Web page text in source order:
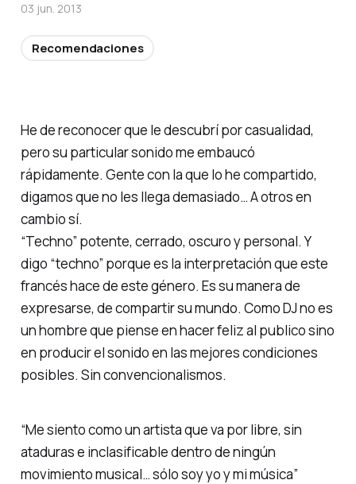
He de reconocer que le descubrí por casualidad,
pero su particular sonido me embaucó
rápidamente. Gente con la que lo he compartido,
digamos que no les llegademasiado… A otros en
cambio sí.
“Techno” potente, cerrado, oscuro y personal. Y
digo “techno” porque es la interpretación que este
francés hace de este género. Es su manera de
expresarse, de compartir su mundo. Como DJ no es
un hombre que piense en hacer feliz al publico sino
en producir el sonido en las mejores condiciones
posibles. Sin convencionalismos.
“Me siento como un artista que va por libre, sin
ataduras e inclasificable dentro de ningún
movimiento musical… sólo soy yo y mi música”
03 jun. 2013
Recomendaciones